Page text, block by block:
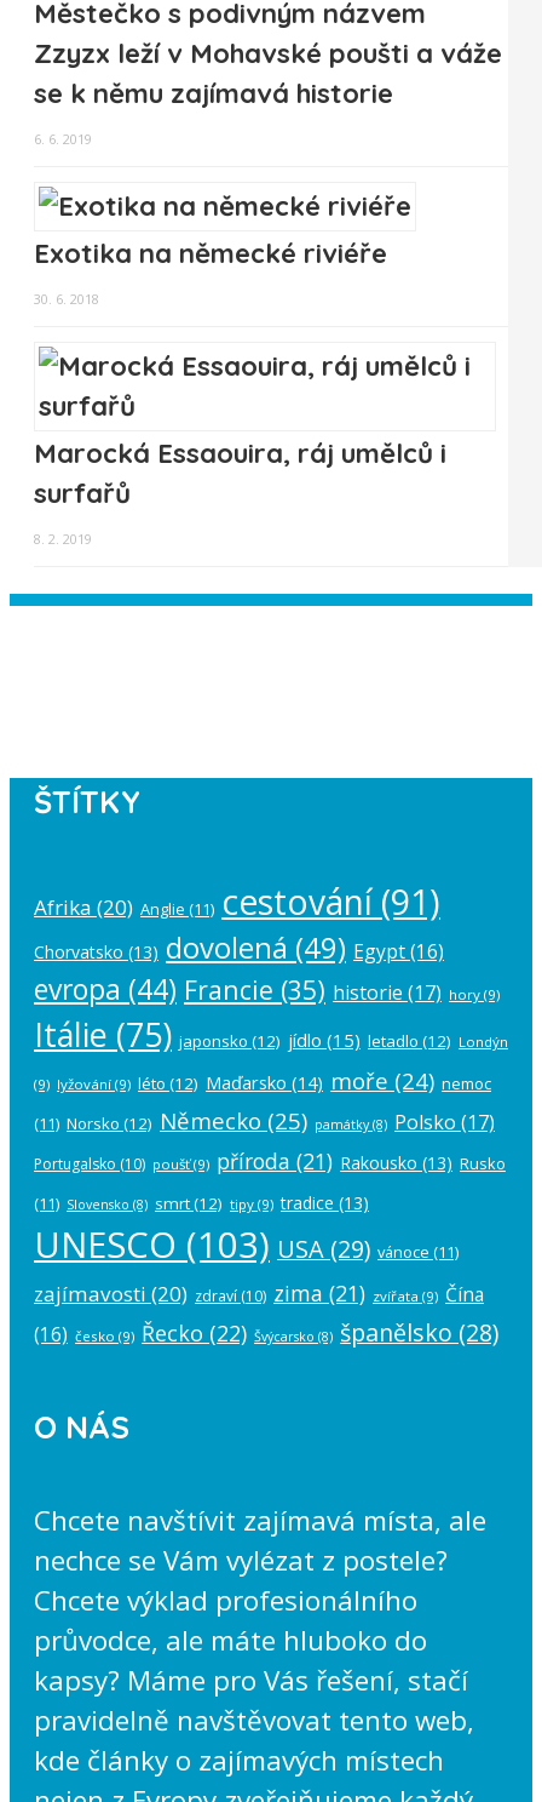
Městečko s podivným názvem
Zzyzx leží v Mohavské poušti a váže
se k němu zajímavá historie
6. 6. 2019
Exotika na německé riviéře
30. 6. 2018
Marocká Essaouira, ráj umělců i
surfařů
8. 2. 2019
ŠTÍTKY
Afrika (20) Anglie (11) cestování(91)
Chorvatsko (13) dovolená (49) Egypt(16)
evropa (44) Francie (35) historie (17) hory (9)
Itálie (75) japonsko (12) jídlo (15) letadlo (12) Londýn
(9) lyžování (9) léto (12) Maďarsko (14) moře (24) nemoc
(11) Norsko (12) Německo (25) památky(8) Polsko (17)
Portugalsko (10) poušť(9) příroda (21) Rakousko (13) Rusko
(11) Slovensko (8) smrt(12) tipy (9) tradice (13)
UNESCO (103) USA (29) vánoce (11)
zajímavosti (20) zdraví (10) zima (21) zvířata (9) Čína
(16) česko (9) Řecko (22) Švýcarsko (8) španělsko (28)
O NÁS
Chcete navštívit zajímavá místa, ale
nechce se Vám vylézat z postele?
Chcete výklad profesionálního
průvodce, ale máte hluboko do
kapsy? Máme pro Vás řešení, stačí
pravidelně navštěvovat tento web,
kde články o zajímavých místech